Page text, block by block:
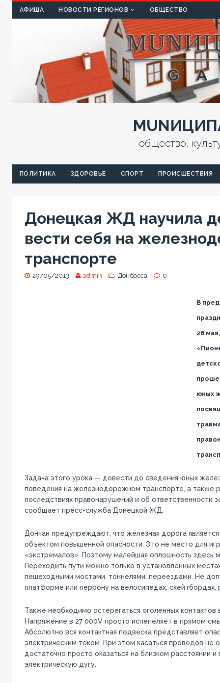
АФИША НОВОСТИ РЕГИОНОВ ОБЩЕСТВО
общество,
ПОЛИТИКА ЗДОРОВЬЕ СПОРТ ПРОИСШЕСТВИЯ
Донецкая ЖД научила
вести себя на
транспорте
29/05/2013 admin Донбасса 0
В
26
юных
Задача этого урока — довести до сведения юных
поведения на железнодорожном транспорте, а также
последствиях правонарушений и об ответственности
сообщает пресс-служба Донецкой ЖД.
Дончан предупреждают, что железная дорога
объектом повышенной опасности. Это не место для
«экстремалов». Поэтому малейшая оплошность здесь
Переходить пути можно только в установленных
пешеходными мостами, тоннелями, переездами. Не
платформе или перрону на велосипедах, скейтбордах,
Также необходимо остерегаться оголенных контактов
Напряжение в 27 000V просто испепеляет в прямом
Абсолютно вся контактная подвеска представляет
электрическим током. При этом касаться проводов не
достаточно просто оказаться на близком расстоянии и
электрическую дугу.